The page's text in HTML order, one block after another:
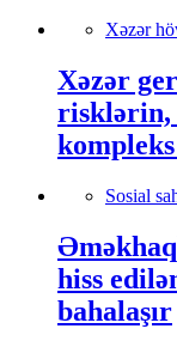
Xəzər
Xəzər
risklərin,
Sosial
hiss
bahalaşır